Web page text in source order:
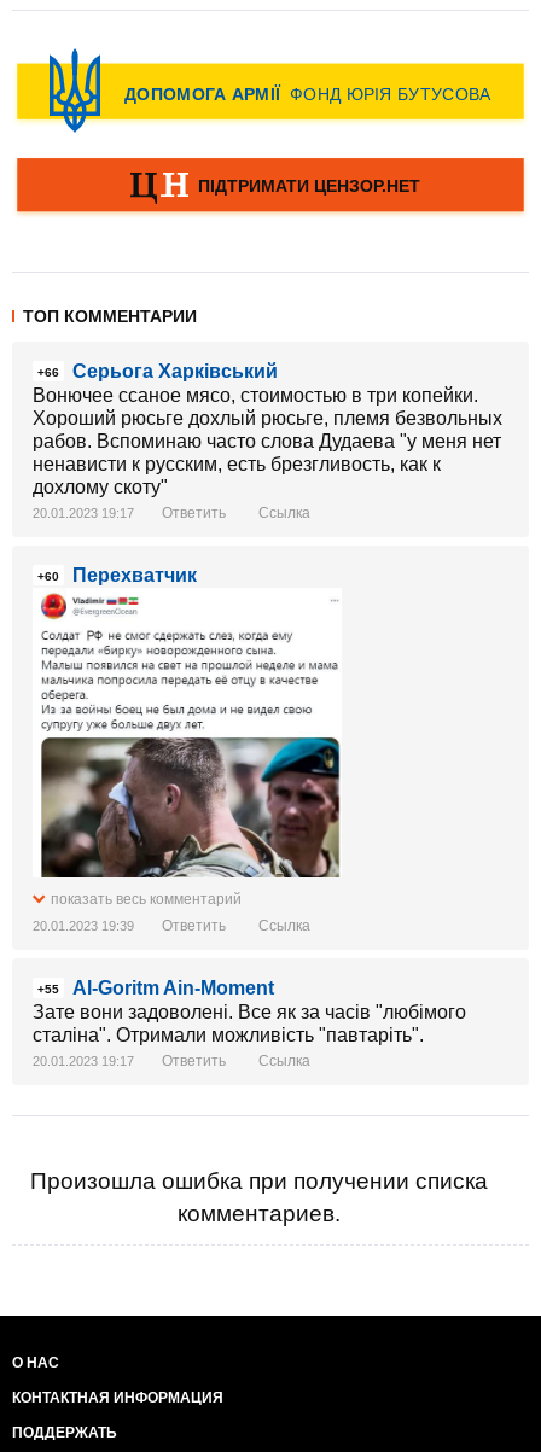
ТОП КОММЕНТАРИИ
+66
Серьога Харківський
Вонючее ссаное мясо, стоимостью в три копейки.
Хороший рюсьге дохлый рюсьге, племя безвольных
рабов. Вспоминаю часто слова Дудаева "у меня нет
ненависти к русским, есть брезгливость, как к
дохлому скоту"
20.01.2023 19:17 Ответить Ссылка
+60 Перехватчик
показать весь комментарий
20.01.2023 19:39 Ответить Ссылка
+55
Al-Goritm Ain-Moment
Зате вони задоволені. Все як за часів "любімого
сталіна". Отримали можливість "павтаріть".
20.01.2023 19:17 Ответить Ссылка
Произошла ошибка при получении списка
комментариев.
О НАС
КОНТАКТНАЯ ИНФОРМАЦИЯ
ПОДДЕРЖАТЬ